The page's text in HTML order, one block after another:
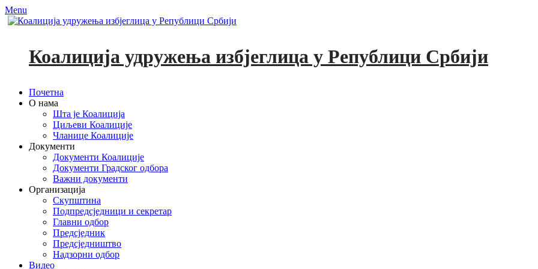
Menu
Коалиција удружења избјеглица у Републици Србији
Primary
Menu
Skip
Почетна
О нама
Шта је Коалиција
Циљеви Коалиције
Чланице Коалиције
Документи
Документи Коалиције
Документи Градског одбора
Важни документи
Организација
Скупштина
Подпредсједници и секретар
Главни одбор
Предсједник
Предсједништво
Надзорни одбор
Видео